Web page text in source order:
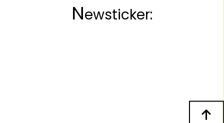
Newsticker: